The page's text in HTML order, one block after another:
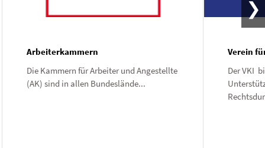
Arbeiterkammern
Die Kammern für Arbeiter und Angestellte
(AK) sind in allen Bundeslände...
Verein
Der VKI